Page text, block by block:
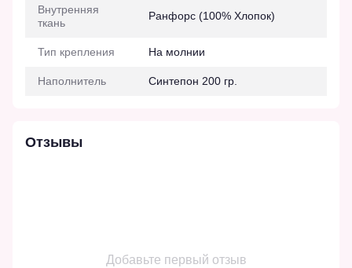
Внутренняя
ткань
Ранфорс (100% Хлопок)
Тип крепления На молнии
Наполнитель Синтепон 200 гр.
Отзывы
Добавьте первый отзыв